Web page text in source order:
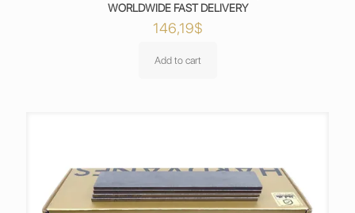
WORLDWIDE FAST DELIVERY
146,19$
Add to cart